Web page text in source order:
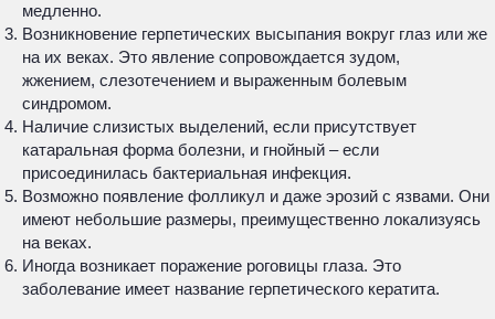
медленно.
Возникновение герпетических высыпания вокруг глаз или же
на их веках. Это явление сопровождается зудом,
жжением, слезотечением и выраженным болевым
синдромом.
Наличие слизистых выделений, если присутствует
катаральная форма болезни, и гнойный – если
присоединилась бактериальная инфекция.
Возможно появление фолликул и даже эрозий с язвами. Они
имеют небольшие размеры, преимущественно локализуясь
на веках.
Иногда возникает поражение роговицы глаза. Это
заболевание имеет название герпетического кератита.